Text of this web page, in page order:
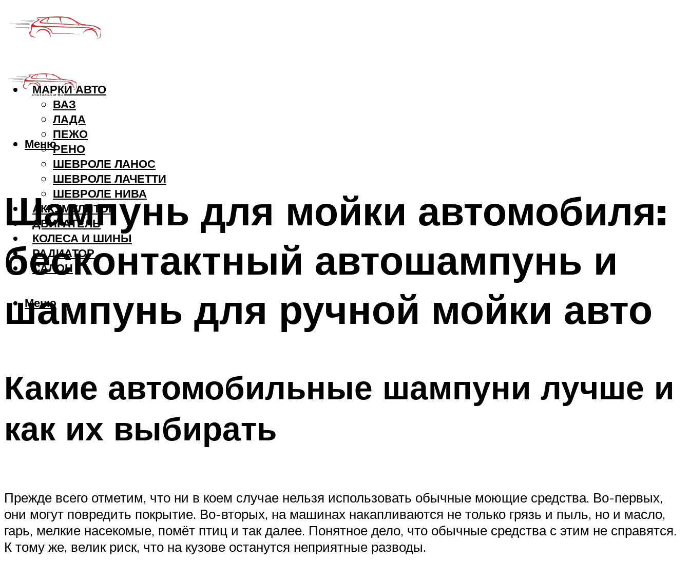
МАРКИ АВТО
ВАЗ
ЛАДА
ПЕЖО
РЕНО
ШЕВРОЛЕ ЛАНОС
ШЕВРОЛЕ ЛАЧЕТТИ
ШЕВРОЛЕ НИВА
АККУМУЛЯТОР
ДВИГАТЕЛЬ
КОЛЕСА И ШИНЫ
РАДИАТОР
САЛОН
Меню
Меню
Шампунь для мойки автомобиля:
бесконтактный автошампунь и
шампунь для ручной мойки авто
Какие автомобильные шампуни лучше и
как их выбирать
Прежде всего отметим, что ни в коем случае нельзя использовать обычные моющие средства. Во-первых,
они могут повредить покрытие. Во-вторых, на машинах накапливаются не только грязь и пыль, но и масло,
гарь, мелкие насекомые, помёт птиц и так далее. Понятное дело, что обычные средства с этим не справятся.
К тому же, велик риск, что на кузове останутся неприятные разводы.